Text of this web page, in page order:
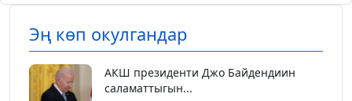
Эң көп окулгандар
АКШ президенти Джо Байдендиин
саламаттыгын...